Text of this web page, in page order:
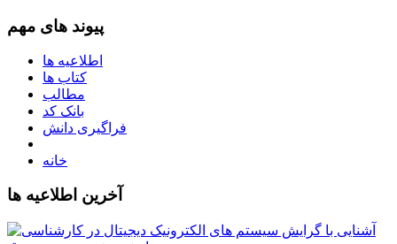
پیوند های مهم
اطلاعیه ها
کتاب ها
مطالب
بانک کد
فراگیری دانش
خانه
آخرین اطلاعیه ها